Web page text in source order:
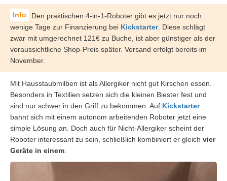
Den praktischen 4-in-1-Roboter gibt es jetzt nur noch
wenige Tage zur Finanzierung bei Kickstarter. Diese schlägt
zwar mit umgerechnet 121€ zu Buche, ist aber günstiger als der
voraussichtliche Shop-Preis später. Versand erfolgt bereits im
November.
Mit Hausstaubmilben ist als Allergiker nicht gut Kirschen essen.
Besonders in Textilien setzen sich die kleinen Biester fest und
sind nur schwer in den Griff zu bekommen. Auf Kickstarter
bahnt sich mit einem autonom arbeitenden Roboter jetzt eine
simple Lösung an. Doch auch für Nicht-Allergiker scheint der
Roboter interessant zu sein, schließlich kombiniert er gleich vier
Geräte in einem